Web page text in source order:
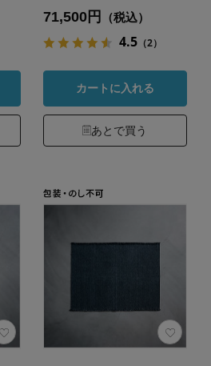
71,500円 （税込）
4.5（2）
カートに入れる
あとで買う